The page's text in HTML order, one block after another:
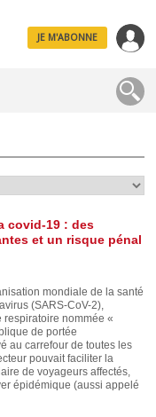
JE M'ABONNE
covid-19 : des
et un risque pénal
mondiale de la santé
(SARS-CoV-2),
respiratoire nommée «
de portée
au carrefour de toutes les
pouvait faciliter la
de voyageurs affectés,
épidémique (aussi appelé